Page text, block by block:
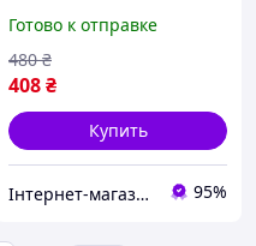
ПУШ АП СУПЕР 85CD
90CD 95CD для поднятия
большой груди
Готово к отправке
408₴
480 ₴
Купить
Інтернет-магазин товарів для дому "The Rechi" 95%